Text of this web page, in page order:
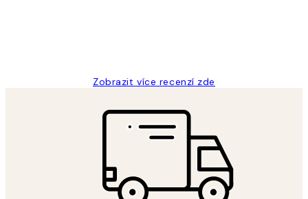
Zobrazit více recenzí zde